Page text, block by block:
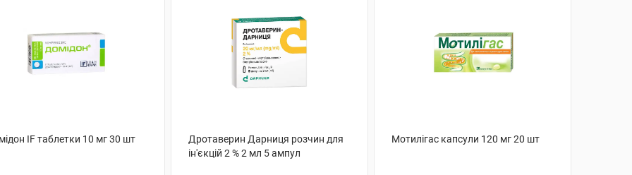
IF таблетки 10 мг 30 шт
Дротаверин Дарниця розчин для
ін'єкцій 2 % 2 мл 5 ампул
Мотилігас капсули 120 мг 20 шт